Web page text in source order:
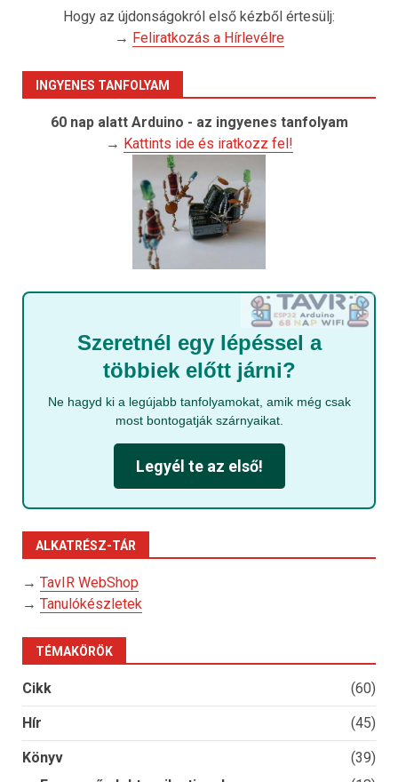
Hogy az újdonságokról első kézből értesülj:
→ Feliratkozás a Hírlevélre
INGYENES TANFOLYAM
60 nap alatt Arduino - az ingyenes tanfolyam
→ Kattints ide és iratkozz fel!
Szeretnél egy lépéssel a
többiek előtt járni?
Ne hagyd ki a legújabb tanfolyamokat, amik még csak
most bontogatják szárnyaikat.
Legyél te az első!
ALKATRÉSZ-TÁR
→ TavIR WebShop
→ Tanulókészletek
TÉMAKÖRÖK
Cikk (60)
Hír (45)
Könyv
(39)